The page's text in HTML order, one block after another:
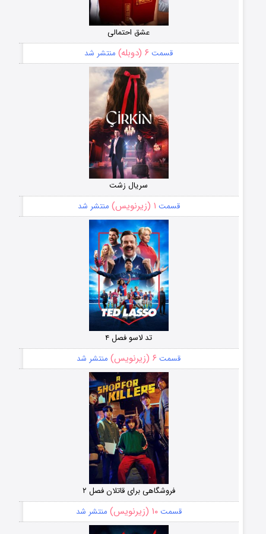
عشق احتمالی
قسمت ۶ (دوبله) منتشر شد
سریال زشت
قسمت ۱ (زیرنویس) منتشر شد
تد لاسو فصل ۴
قسمت ۶ (زیرنویس) منتشر شد
فروشگاهی برای قاتلان فصل ۲
قسمت۱۰ (زیرنویس) منتشر شد